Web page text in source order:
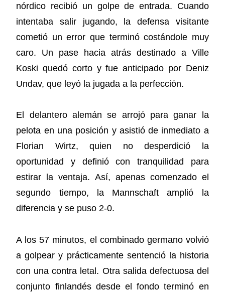
nórdico recibió un golpe de entrada. Cuando
intentaba salir jugando, la defensa visitante
cometió un error que terminó costándole muy
caro. Un pase hacia atrás destinado a Ville
Koski quedó corto y fue anticipado por Deniz
Undav, que leyó la jugada a la perfección.
El delantero alemán se arrojó para ganar la
pelota en una posición y asistió de inmediato a
Florian Wirtz, quien no desperdició la
oportunidad y definió con tranquilidad para
estirar la ventaja. Así, apenas comenzado el
segundo tiempo, la Mannschaft amplió la
diferencia y se puso 2-0.
A los 57 minutos, el combinado germano volvió
a golpear y prácticamente sentenció la historia
con una contra letal. Otra salida defectuosa del
conjunto finlandés desde el fondo terminó en